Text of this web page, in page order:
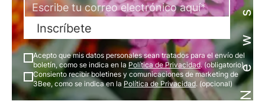
Inscríbete
Acepto que mis datos personales sean tratados para el envío del
boletín, como se indica en la Política de Privacidad. (obligatorio)
Consiento recibir boletines y comunicaciones de marketing de
3Bee, como se indica en la Política de Privacidad. (opcional)